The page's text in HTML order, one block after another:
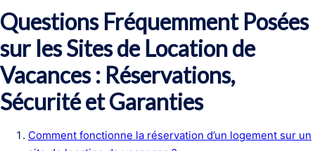
Questions Fréquemment Posées
sur les Sites de Location de
Vacances : Réservations,
Sécurité et Garanties
Comment fonctionne la réservation d’un logement sur un